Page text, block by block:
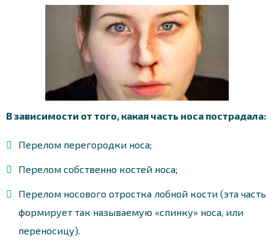
В зависимости от того, какая часть носа пострадала:
Перелом перегородки носа;
Перелом собственно костей носа;
Перелом носового отростка лобной кости (эта часть
формирует так называемую «спинку» носа, или
переносицу).